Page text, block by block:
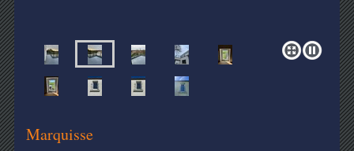
Marquisse